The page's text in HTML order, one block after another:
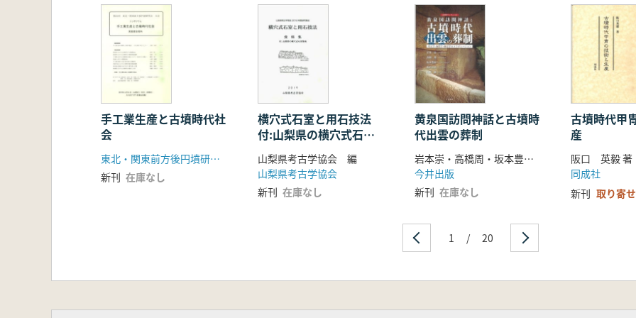
水野敏典 同一文様鏡の断面形と収縮
犬木 努 岩橋千塚古墳群の形象埴輪配置 ─〈構造〉と〈論理〉への接近─
坂 靖 絵画と埴輪の人物表現
古谷 毅 古墳時代社会の空間構成(覚書)─いわゆる居宅の歴史的位置─
小黒智久 大型古墳被葬者の埋葬時期と政治/経済的活動時期
加部二生 関重嶷著『發墳暦』の考古学的検討
渡邊武文 静岡県磐田原台地における古代の道路状遺構について
安達俊一 福井県越前市広瀬林正寺窯跡出土遺物について
丸山一昭 墨書土器の考古学的検討 ─八幡林官衙遺跡「大領」墨書土器を中心に─
相澤 央 渟足柵の造営と遷都
渡邊朋和 北陸における古代・中世の鉄生産 ─14世紀になぜ鉄製錬は行われなくなったのか─
前山精明 越後平野周辺における墓石出現・普及期の墓 ─近世墓の発掘調査と墓石調査から─
萩原三雄 佐渡金銀山遺跡の考古学的調査研究への覚書
渡部浩二 歌川広重による越後・佐渡の風景版画と種本について
ロチン・イッシツェレン(訳:田中祐樹) ウラン・トルゴイ岩陰墓(10世紀～11世紀)の考古学的研究
手工業生産と古墳時代社
会
東北・関東前方後円墳研究会
新刊 在庫なし
横穴式石室と用石技法
付:山梨県の横穴式石室
集成
山梨県考古学協会 編
山梨県考古学協会
新刊 在庫なし
黄泉国訪問神話と古墳時
代出雲の葬制
岩本崇・高橋周・坂本豊治・亀井淳志・古谷毅 著
今井出版
新刊 在庫なし
古墳時代甲
産
阪口 英毅 著
同成社
新刊 取り寄せ
1 / 20